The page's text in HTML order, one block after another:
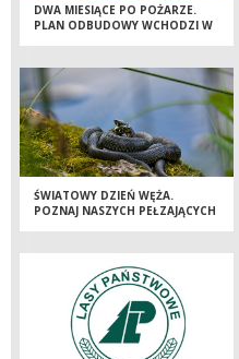
DWA MIESIĄCE PO POŻARZE.
PLAN ODBUDOWY WCHODZI W
ŚWIATOWY DZIEŃ WĘŻA.
POZNAJ NASZYCH PEŁZAJĄCYCH